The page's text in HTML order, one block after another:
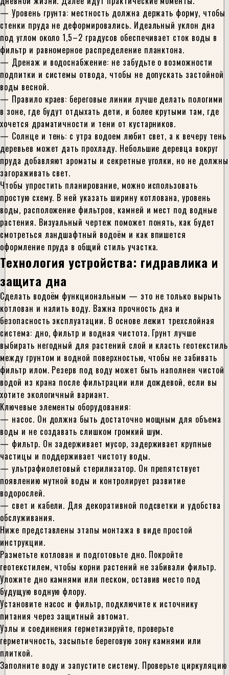
— Уровень грунта: местность должна держать форму, чтобы
стенки пруда не деформировались. Идеальный уклон дна
под углом около 1,5–2 градусов обеспечивает сток воды в
фильтр и равномерное распределение планктона.
— Дренаж и водоснабжение: не забудьте о возможности
подпитки и системы отвода, чтобы не допускать застойной
воды весной.
— Правило краев: береговые линии лучше делать пологими
в зоне, где будут отдыхать дети, и более крутыми там, где
хочется драматичности и тени от кустарников.
— Солнце и тень: с утра водоем любит свет, а к вечеру тень
деревьев может дать прохладу. Небольшие деревца вокруг
пруда добавляют ароматы и секретные уголки, но не должны
загораживать свет.
Чтобы упростить планирование, можно использовать
простую схему. В ней указать ширину котлована, уровень
воды, расположение фильтров, камней и мест под водные
растения. Визуальный чертеж поможет понять, как будет
смотреться ландшафтный водоём и как впишется
оформление пруда в общий стиль участка.
Технология устройства: гидравлика и
защита дна
Сделать водоём функциональным — это не только вырыть
котлован и налить воду. Важна прочность дна и
безопасность эксплуатации. В основе лежит трехслойная
система: дно, фильтр и водная чистота. Грунт лучше
выбирать негодный для растений слой и класть геотекстиль
между грунтом и водной поверхностью, чтобы не забивать
фильтр илом. Резерв под воду может быть наполнен чистой
водой из крана после фильтрации или дождевой, если вы
хотите экологичный вариант.
Ключевые элементы оборудования:
— насос. Он должна быть достаточно мощным для объема
воды и не создавать слишком громкий шум.
— фильтр. Он задерживает мусор, задерживает крупные
частицы и поддерживает чистоту воды.
— ультрафиолетовый стерилизатор. Он препятствует
появлению мутной воды и контролирует развитие
водорослей.
— свет и кабели. Для декоративной подсветки и удобства
обслуживания.
Ниже представлены этапы монтажа в виде простой
инструкции.
Разметьте котлован и подготовьте дно. Покройте
геотекстилем, чтобы корни растений не забивали фильтр.
Уложите дно камнями или песком, оставив место под
будущую водную флору.
Установите насос и фильтр, подключите к источнику
питания через защитный автомат.
Узлы и соединения герметизируйте, проверьте
герметичность, засыпьте береговую зону камнями или
плиткой.
Заполните воду и запустите систему. Проверьте циркуляцию